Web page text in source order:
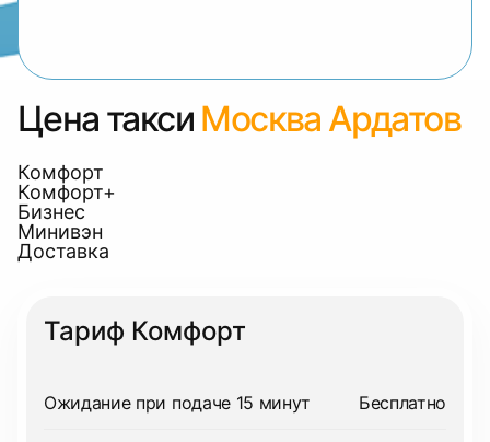
Цена такси Москва Ардатов
Комфорт
Комфорт+
Бизнес
Минивэн
Доставка
Тариф Комфорт
Ожидание при подаче 15 минут Бесплатно